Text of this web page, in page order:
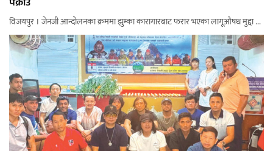
पक्राउ
विजयपुर । जेनजी आन्दोलनका क्रममा झुम्का कारागारबाट फरार भएका लागूऔषध मुद्दा ...